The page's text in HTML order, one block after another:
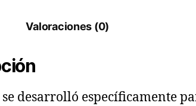
Valoraciones (0)
se desarrolló específicamente